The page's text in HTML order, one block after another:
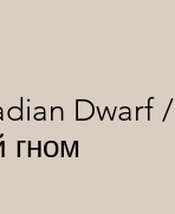
Dwarf /
гном